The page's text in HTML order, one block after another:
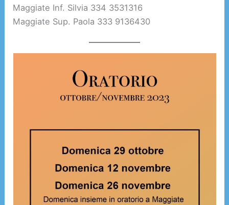
Maggiate Inf. Silvia 334 3531316
Maggiate Sup. Paola 333 9136430